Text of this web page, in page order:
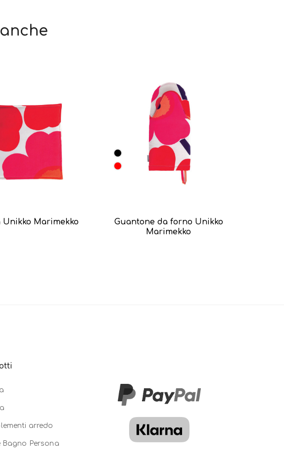
Unikko Marimekko
Guantone da forno Unikko
Marimekko
arredo
Bagno Persona